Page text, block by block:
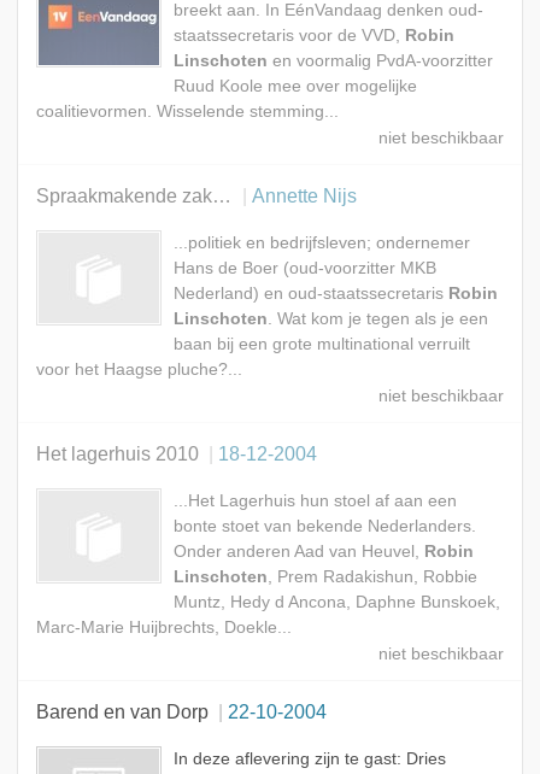
breekt aan. In EénVandaag denken oud-
staatssecretaris voor de VVD, Robin
Linschoten en voormalig PvdA-voorzitter
Ruud Koole mee over mogelijke
coalitievormen. Wisselende stemming...
Spraakmakende zaken Annette Nijs
...politiek en bedrijfsleven; ondernemer
Hans de Boer (oud-voorzitter MKB
Nederland) en oud-staatssecretaris Robin
Linschoten. Wat kom je tegen als je een
baan bij een grote multinational verruilt
voor het Haagse pluche?...
Het lagerhuis 2010 18-12-2004
...Het Lagerhuis hun stoel af aan een
bonte stoet van bekende Nederlanders.
Onder anderen Aad van Heuvel, Robin
Linschoten, Prem Radakishun, Robbie
Muntz, Hedy d Ancona, Daphne Bunskoek,
Marc-Marie Huijbrechts, Doekle...
Barend en van Dorp 22-10-2004
In deze aflevering zijn te gast: Dries